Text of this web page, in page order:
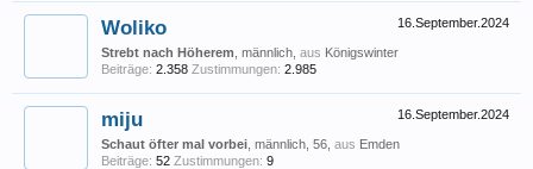
16.September.2024
Woliko
Strebt nach Höherem , männlich, aus Königswinter
Beiträge: 2.358 Zustimmungen: 2.985
16.September.2024
miju
Schaut öfter mal vorbei , männlich, 56, aus Emden
Beiträge: 52 Zustimmungen: 9